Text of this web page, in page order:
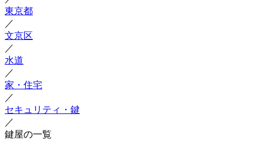
東京都
／
文京区
／
水道
／
家・住宅
／
セキュリティ・鍵
／
鍵屋の一覧